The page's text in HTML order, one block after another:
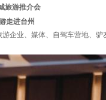
旅游推介会
走进台州
业、媒体、自驾车营地